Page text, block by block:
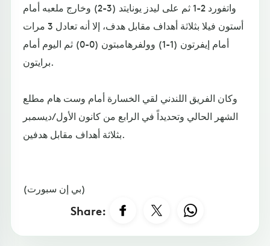
واتفورد 2-1 ثم على ليدز يونايتد (3-2) وخارج ملعبه أمام
أستون فيلا بثلاثة أهداف مقابل هدف، إلا أنه تعادل 3 مرات
أمام إيفرتون (1-1) وولفرهامبتون (0-0) ثم اليوم أمام
برايتون.
وكان الفريق اللندني لقي الخسارة أمام وست هام مطلع
الشهر الحالي وتحديداً في الرابع من كانون الأول/ديسمبر
بثلاثة أهداف مقابل هدفين.
(بي إن سبورت)
Share: